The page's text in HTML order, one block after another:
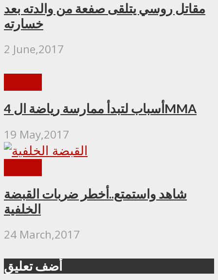
مقاتل روسي يتلقى صفعة من والدته بعد
خسارته
2 June,2017
4 أسباب لتبدأ ممارسة رياضة الMMA
19 May,2017
شاهد واستمتع..أخطر ضربات القبضة
الخلفية
24 March,2017
أضف تعليق